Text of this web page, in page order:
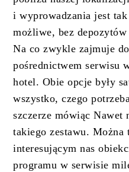
i wyprowadzania jest
możliwe, bez
Na co zwykle zajmuje
pośrednictwem serwisu
hotel. Obie opcje były
wszystko, czego
szczerze mówiąc Nawet
takiego zestawu. Można
interesującym nas
programu w serwisie